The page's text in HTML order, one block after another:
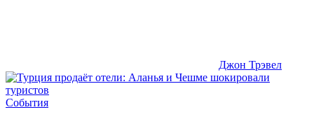
Джон Трэвел
События